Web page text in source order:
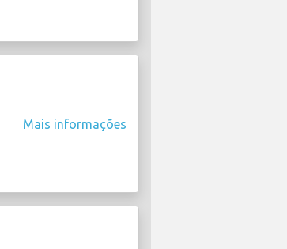
Mais informações